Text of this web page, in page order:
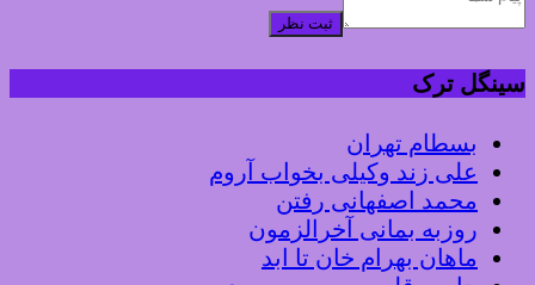
ثبت نظر
سینگل ترک
بسطام تهران
علی زند وکیلی بخواب آروم
محمد اصفهانی رفتن
روزبه بمانی آخرالزمون
ماهان بهرام خان تا ابد